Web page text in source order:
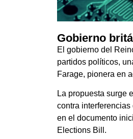
Gobierno
El gobierno del
partidos políticos,
Farage, pionera en
La propuesta surge
contra
en el documento
Elections Bill.